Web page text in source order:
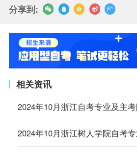
分享到:
相关资讯
2024年10月浙江自考专业及主
2024年10月浙江树人学院自考